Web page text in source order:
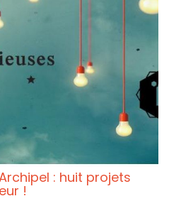
: huit projets
!